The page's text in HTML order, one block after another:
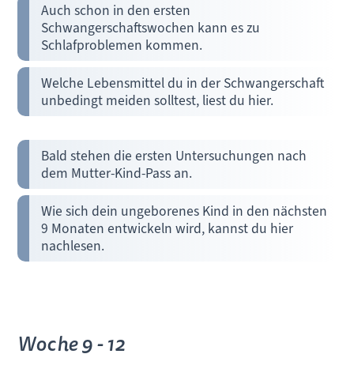
Auch schon in den ersten
Schwangerschaftswochen kann es zu
Schlafproblemen kommen.
Welche Lebensmittel du in der Schwangerschaft
unbedingt meiden solltest, liest du hier.
Bald stehen die ersten Untersuchungen nach
dem Mutter-Kind-Pass an.
Wie sich dein ungeborenes Kind in den nächsten
9 Monaten entwickeln wird, kannst du hier
nachlesen.
Woche 9 - 12